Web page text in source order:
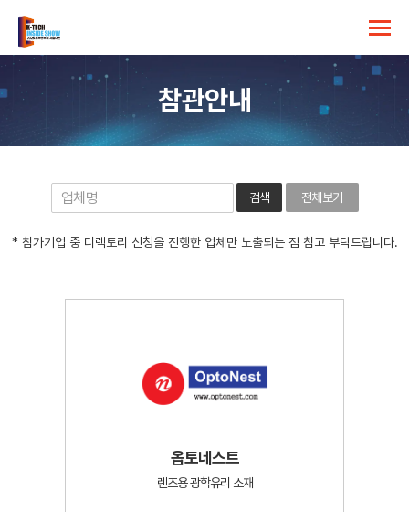
참관안내
검색 전체보기
* 참가기업 중 디렉토리 신청을 진행한 업체만 노출되는 점 참고 부탁드립니다.
옵토네스트
렌즈용 광학유리 소재